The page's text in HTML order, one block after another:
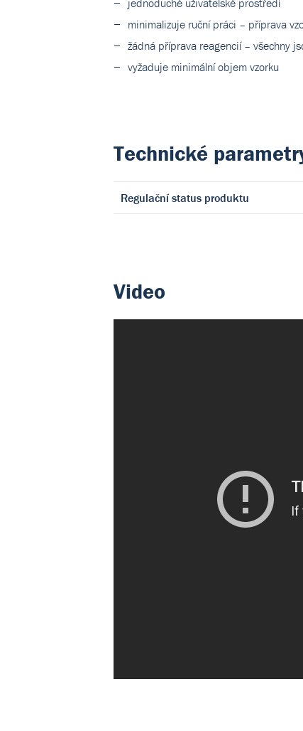
jednoduché uživatelské prostředí
minimalizuje ruční práci – příprava
žádná příprava reagencií – všechny
vyžaduje minimální objem vzorku
Technické
Regulační status produktu
Video